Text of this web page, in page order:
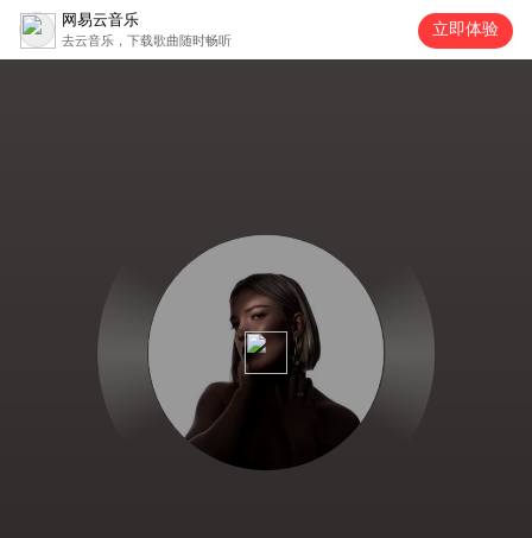
网易云音乐
去云音乐，下载歌曲随时畅听
立即体验